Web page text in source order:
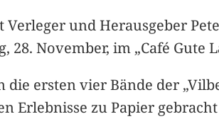
und Herausgeber
November, im „Café Gute
die ersten vier Bände der
Erlebnisse zu Papier